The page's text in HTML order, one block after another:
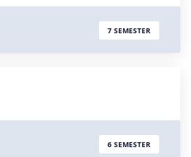
7 SEMESTER
6 SEMESTER